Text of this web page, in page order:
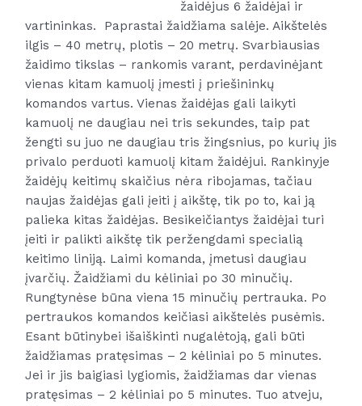
žaidėjus 6 žaidėjai ir
vartininkas. Paprastai žaidžiama salėje. Aikštelės
ilgis – 40 metrų, plotis – 20 metrų. Svarbiausias
žaidimo tikslas – rankomis varant, perdavinėjant
vienas kitam kamuolį įmesti į priešininkų
komandos vartus. Vienas žaidėjas gali laikyti
kamuolį ne daugiau nei tris sekundes, taip pat
žengti su juo ne daugiau tris žingsnius, po kurių jis
privalo perduoti kamuolį kitam žaidėjui. Rankinyje
žaidėjų keitimų skaičius nėra ribojamas, tačiau
naujas žaidėjas gali įeiti į aikštę, tik po to, kai ją
palieka kitas žaidėjas. Besikeičiantys žaidėjai turi
įeiti ir palikti aikštę tik peržengdami specialią
keitimo liniją. Laimi komanda, įmetusi daugiau
įvarčių. Žaidžiami du kėliniai po 30 minučių.
Rungtynėse būna viena 15 minučių pertrauka. Po
pertraukos komandos keičiasi aikštelės pusėmis.
Esant būtinybei išaiškinti nugalėtoją, gali būti
žaidžiamas pratęsimas – 2 kėliniai po 5 minutes.
Jei ir jis baigiasi lygiomis, žaidžiamas dar vienas
pratęsimas – 2 kėliniai po 5 minutes. Tuo atveju,